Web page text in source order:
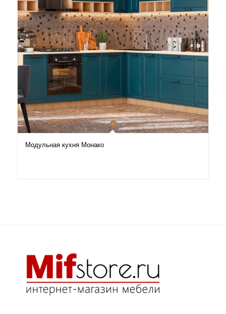
Модульная кухня Монако